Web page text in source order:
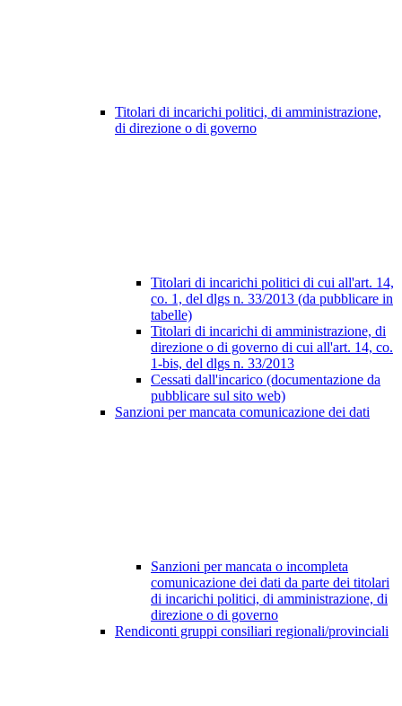
Titolari di incarichi politici, di amministrazione,
di direzione o di governo
Titolari di incarichi politici di cui all'art. 14,
co. 1, del dlgs n. 33/2013 (da pubblicare in
tabelle)
Titolari di incarichi di amministrazione, di
direzione o di governo di cui all'art. 14, co.
1-bis, del dlgs n. 33/2013
Cessati dall'incarico (documentazione da
pubblicare sul sito web)
Sanzioni per mancata comunicazione dei dati
Sanzioni per mancata o incompleta
comunicazione dei dati da parte dei titolari
di incarichi politici, di amministrazione, di
direzione o di governo
Rendiconti gruppi consiliari regionali/provinciali